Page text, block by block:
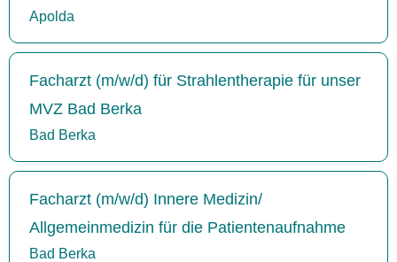
Apolda
Facharzt (m/w/d) für Strahlentherapie für unser
MVZ Bad Berka
Bad Berka
Facharzt (m/w/d) Innere Medizin/
Allgemeinmedizin für die Patientenaufnahme
Bad Berka